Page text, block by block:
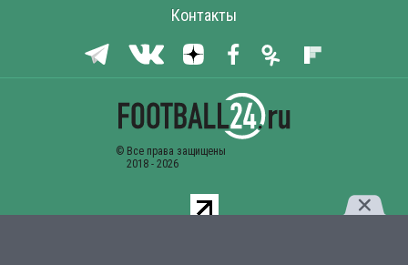
Контакты